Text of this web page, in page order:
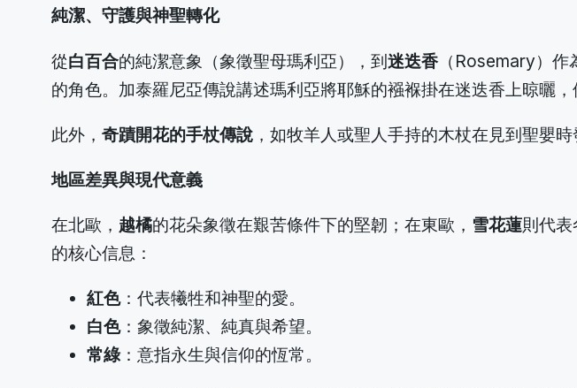
純潔、守護與神聖轉化
從白百合的純潔意象（象徵聖母瑪利亞），到迷迭香（Rosemary）作
的角色。加泰羅尼亞傳說講述瑪利亞將耶穌的襁褓掛在迷迭香上晾曬
此外， 奇蹟開花的手杖傳說 ，如牧羊人或聖人手持的木杖在見到聖嬰
地區差異與現代意義
在北歐， 越橘的花朵象徵在艱苦條件下的堅韌；在東歐， 雪花蓮則代
的核心信息：
紅色：代表犧牲和神聖的愛。
白色：象徵純潔、純真與希望。
常綠：意指永生與信仰的恆常。